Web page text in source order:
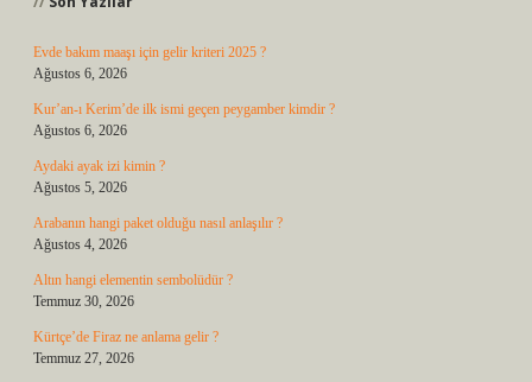
Evde bakım maaşı için gelir kriteri 2025 ?
Ağustos 6, 2026
Kur’an-ı Kerim’de ilk ismi geçen peygamber kimdir ?
Ağustos 6, 2026
Aydaki ayak izi kimin ?
Ağustos 5, 2026
Arabanın hangi paket olduğu nasıl anlaşılır ?
Ağustos 4, 2026
Altın hangi elementin sembolüdür ?
Temmuz 30, 2026
Kürtçe’de Firaz ne anlama gelir ?
Temmuz 27, 2026